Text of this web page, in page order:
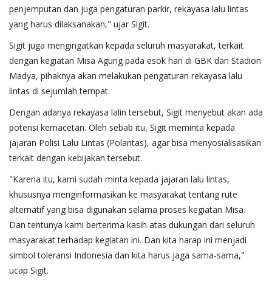
penjemputan dan juga pengaturan parkir, rekayasa lalu lintas
yang harus dilaksanakan," ujar Sigit.
Sigit juga mengingatkan kepada seluruh masyarakat, terkait
dengan kegiatan Misa Agung pada esok hari di GBK dan Stadion
Madya, pihaknya akan melakukan pengaturan rekayasa lalu
lintas di sejumlah tempat.
Dengan adanya rekayasa lalin tersebut, Sigit menyebut akan ada
potensi kemacetan. Oleh sebab itu, Sigit meminta kepada
jajaran Polisi Lalu Lintas (Polantas), agar bisa menyosialisasikan
terkait dengan kebijakan tersebut.
"Karena itu, kami sudah minta kepada jajaran lalu lintas,
khususnya menginformasikan ke masyarakat tentang rute
alternatif yang bisa digunakan selama proses kegiatan Misa.
Dan tentunya kami berterima kasih atas dukungan dari seluruh
masyarakat terhadap kegiatan ini. Dan kita harap ini menjadi
simbol toleransi Indonesia dan kita harus jaga sama-sama,"
ucap Sigit.